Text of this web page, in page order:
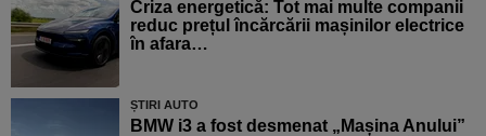
Criza energetică: Tot mai multe companii
reduc prețul încărcării mașinilor electrice
în afara…
ȘTIRI AUTO
BMW i3 a fost desmenat „Mașina Anului”